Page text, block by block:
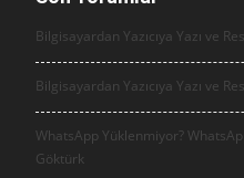
Bilgisayardan Yazıcıya Yazı ve
Bilgisayardan Yazıcıya Yazı ve
WhatsApp Yüklenmiyor?
Göktürk